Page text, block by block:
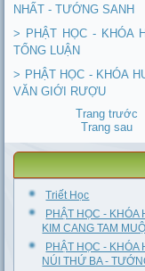
NHẤT - TƯỚNG SANH
> PHẬT HỌC - KHÓA
TỔNG LUẬN
> PHẬT HỌC - KHÓA
VĂN GIỚI RƯỢU
Trang trước
Trang sau
Triết Học
PHẬT HỌC - KHÓA
KIM CANG TAM
PHẬT HỌC - KHÓA
NÚI THỨ BA -